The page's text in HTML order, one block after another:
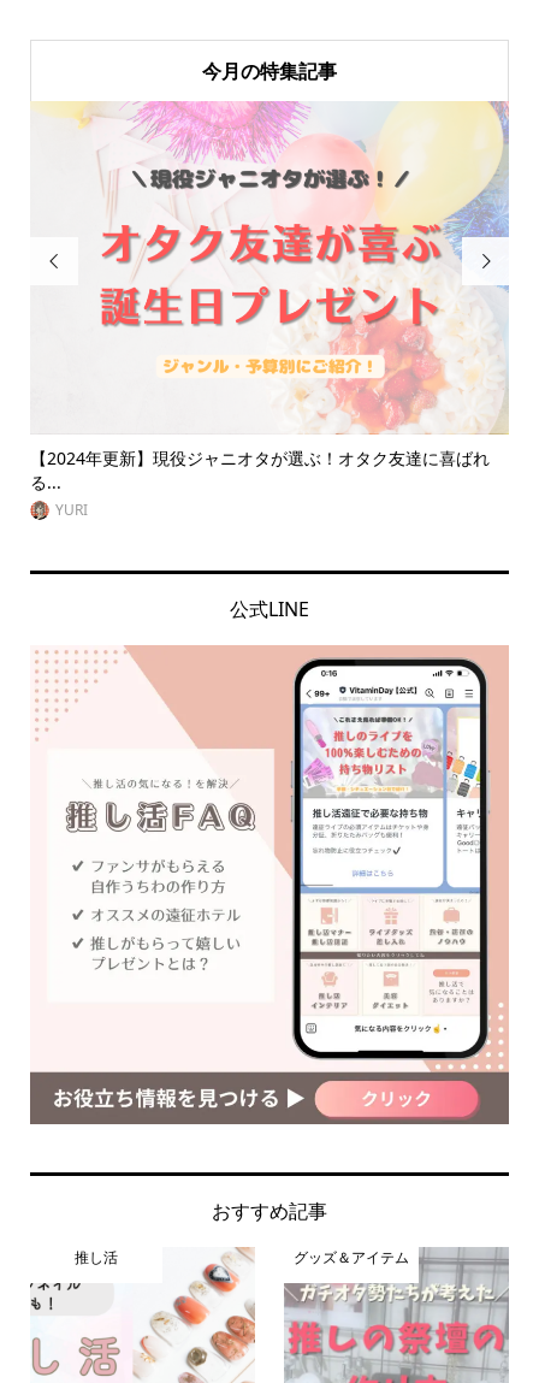
今月の特集記事

【2024年更新】現役ジャニオタが選ぶ！オタク友達に喜ばれ
る...
YURI

公式LINE
おすすめ記事
推し活 グッズ＆アイテム